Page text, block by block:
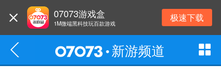
07073游戏盒
1M微端黑科技玩百款游戏 极速下载
新游频道